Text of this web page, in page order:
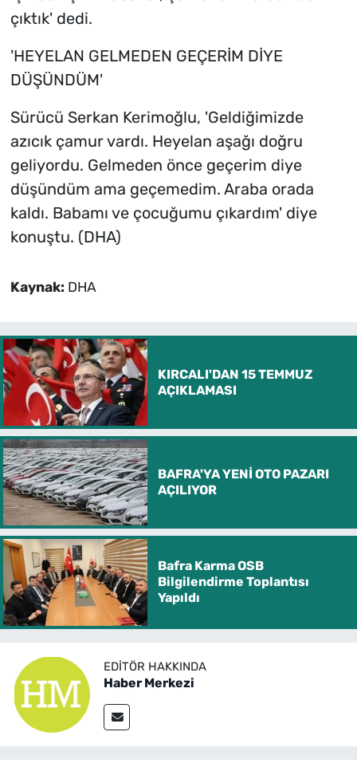
çıktık' dedi.
'HEYELAN GELMEDEN GEÇERİM DİYE
DÜŞÜNDÜM'
Sürücü Serkan Kerimoğlu, 'Geldiğimizde
azıcık çamur vardı. Heyelan aşağı doğru
geliyordu. Gelmeden önce geçerim diye
düşündüm ama geçemedim. Araba orada
kaldı. Babamı ve çocuğumu çıkardım' diye
konuştu. (DHA)
Kaynak: DHA
KIRCALI'DAN 15 TEMMUZ
AÇIKLAMASI
BAFRA'YA YENİ OTO PAZARI
AÇILIYOR
Bafra Karma OSB
Bilgilendirme Toplantısı
Yapıldı
EDITÖR HAKKINDA
Haber Merkezi